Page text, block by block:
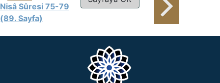
Nisâ Sûresi 75-79
(89. Sayfa)